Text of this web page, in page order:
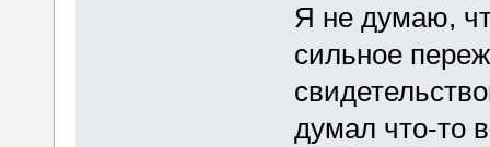
Я не думаю,
сильное
думал что-то